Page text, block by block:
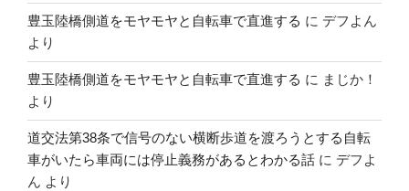
豊玉陸橋側道をモヤモヤと自転車で直進する に デフよん
より
豊玉陸橋側道をモヤモヤと自転車で直進する に まじか！
より
道交法第38条で信号のない横断歩道を渡ろうとする自転
車がいたら車両には停止義務があるとわかる話 に デフよ
ん より